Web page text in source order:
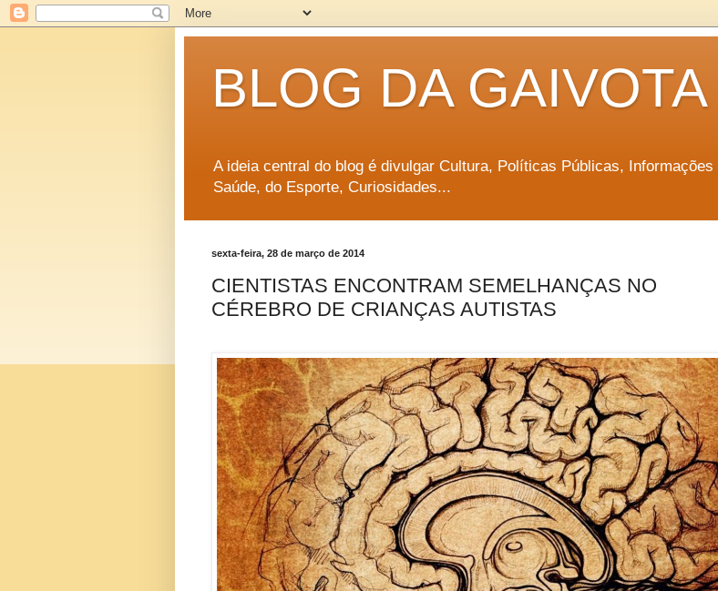
BLOG DA GAIVOTA
A ideia central do blog é divulgar Cultura, Políticas Públicas,
Saúde, do Esporte, Curiosidades...
sexta-feira, 28 de março de 2014
CIENTISTAS ENCONTRAM SEMELHANÇAS NO
CÉREBRO DE CRIANÇAS AUTISTAS